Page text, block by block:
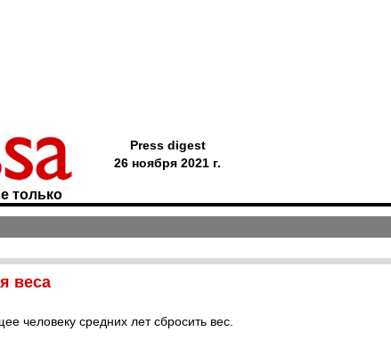
только
Press digest
26 ноября 2021 г.
веса
человеку средних лет сбросить вес.